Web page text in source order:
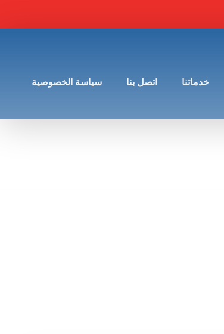
خدماتنا اتصل بنا سياسة الخصوصية